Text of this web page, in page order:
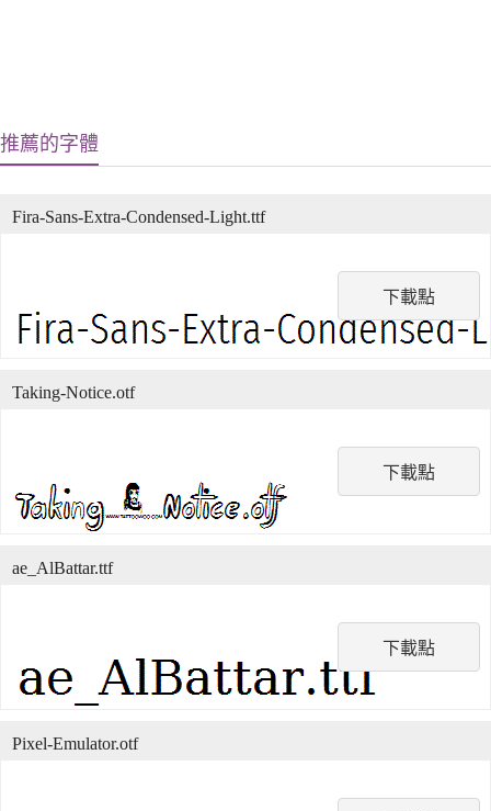
推薦的字體
下載點
Fira-Sans-Extra-Condensed-Light.ttf
下載點
Taking-Notice.otf
下載點
ae_AlBattar.ttf
Pixel-Emulator.otf